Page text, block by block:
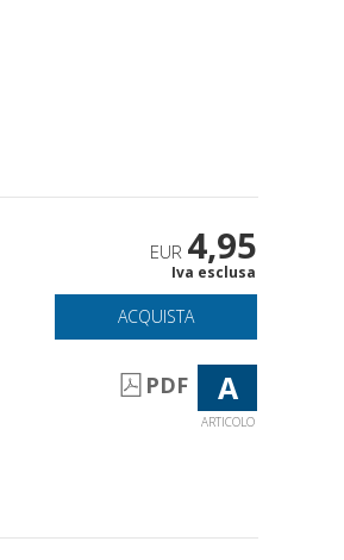
EUR 4,95
Iva esclusa
ACQUISTA
PDF A
ARTICOLO